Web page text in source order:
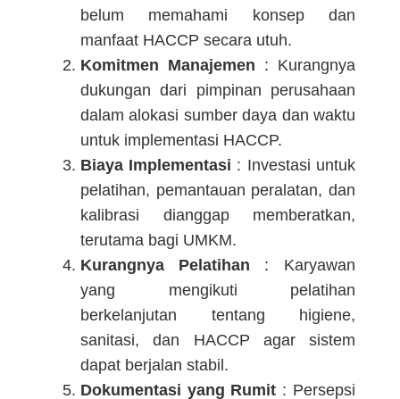
belum memahami konsep dan
manfaat HACCP secara utuh.
Komitmen Manajemen : Kurangnya
dukungan dari pimpinan perusahaan
dalam alokasi sumber daya dan waktu
untuk implementasi HACCP.
Biaya Implementasi : Investasi untuk
pelatihan, pemantauan peralatan, dan
kalibrasi dianggap memberatkan,
terutama bagi UMKM.
Kurangnya Pelatihan : Karyawan
yang mengikuti pelatihan
berkelanjutan tentang higiene,
sanitasi, dan HACCP agar sistem
dapat berjalan stabil.
Dokumentasi yang Rumit : Persepsi